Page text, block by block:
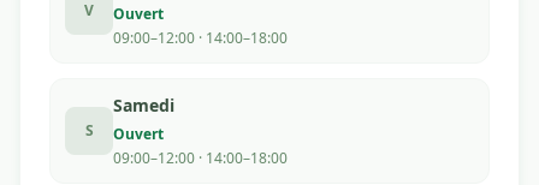
V
Ouvert
09:00–12:00 · 14:00–18:00
S
Samedi
Ouvert
09:00–12:00 · 14:00–18:00